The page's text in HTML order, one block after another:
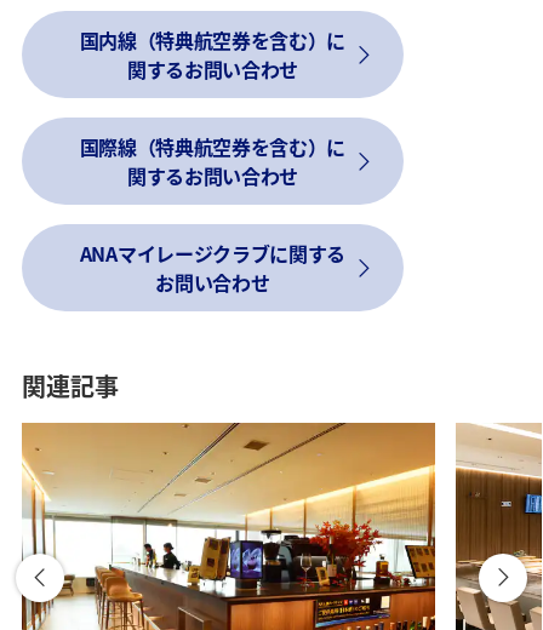
国内線（特典航空券を含む）に
関するお問い合わせ
国際線（特典航空券を含む）に
関するお問い合わせ
ANAマイレージクラブに関する
お問い合わせ
* 電話番号は、お間違えのないようにご注意ください。
厳重な管理のもと対応を行っておりますが、通話中に生活音
（インターホン等）が聞こえる場合がございます。
何卒ご理解とご了承を賜りますようお願い申し上げます。
本ページに記載がない地域からご連絡いただく場合、各地域での
お問い合わせ・ANA支店のご案内
より、日本または米国のご
予約・お客様サービスセンターに接続される電話番号をご確認の
関連記事